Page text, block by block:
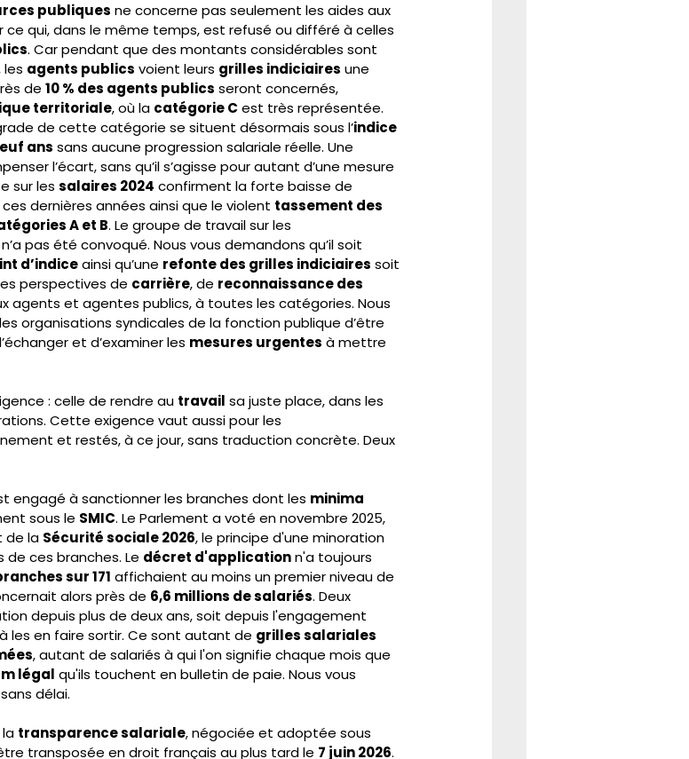
publiques ne concerne pas seulement les aides aux
ce qui, dans le même temps, est refusé ou différé à celles
. Car pendant que des montants considérables sont
agents publics voient leurs grilles indiciaires une
de 10 % des agents publics seront concernés,
territoriale, où la catégorie C est très représentée.
de cette catégorie se situent désormais sous l’indice
ans sans aucune progression salariale réelle. Une
l’écart, sans qu’il s’agisse pour autant d’une mesure
sur les salaires 2024 confirment la forte baisse de
ces dernières années ainsi que le violent tassement des
A et B. Le groupe de travail sur les
pas été convoqué. Nous vous demandons qu’il soit
d’indice ainsi qu’une refonte des grilles indiciaires soit
perspectives de carrière, de reconnaissance des
agents et agentes publics, à toutes les catégories. Nous
organisations syndicales de la fonction publique d’être
et d’examiner les mesures urgentes à mettre
: celle de rendre au travail sa juste place, dans les
Cette exigence vaut aussi pour les
et restés, à ce jour, sans traduction concrète. Deux
engagé à sanctionner les branches dont les minima
sous le SMIC. Le Parlement a voté en novembre 2025,
de la Sécurité sociale 2026, le principe d'une minoration
de ces branches. Le décret d'application n'a toujours
sur 171 affichaient au moins un premier niveau de
alors près de 6,6 millions de salariés. Deux
depuis plus de deux ans, soit depuis l'engagement
les en faire sortir. Ce sont autant de grilles salariales
, autant de salariés à qui l'on signifie chaque mois que
légal qu'ils touchent en bulletin de paie. Nous vous
délai.
la transparence salariale, négociée et adoptée sous
transposée en droit français au plus tard le 7 juin 2026.